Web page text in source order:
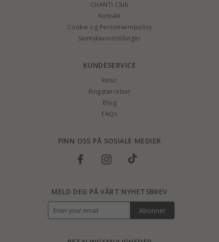
CHANTI Club
Kontakt
Cookie og Personvernpolicy
Samtykkeinnstillinger
KUNDESERVICE
Retur
Ringstørrelser
Blog
FAQs
FINN OSS PÅ SOSIALE MEDIER
MELD DEG PÅ VÅRT NYHETSBREV
Abonner